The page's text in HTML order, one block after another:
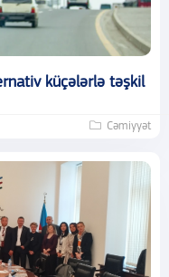
küçələrlə təşkil
Cəmiyyət